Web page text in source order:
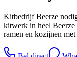
Kitbedrijf Beerze
kitwerk in heel
ramen en kozijnen